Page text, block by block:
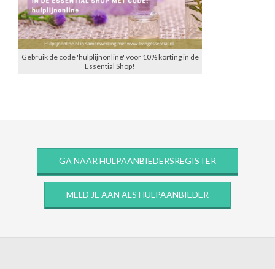
Gebruik de code 'hulplijnonline' voor 10% korting in de
Essential Shop!
GA NAAR HULPAANBIEDERSREGISTER
MELD JE AAN ALS HULPAANBIEDER